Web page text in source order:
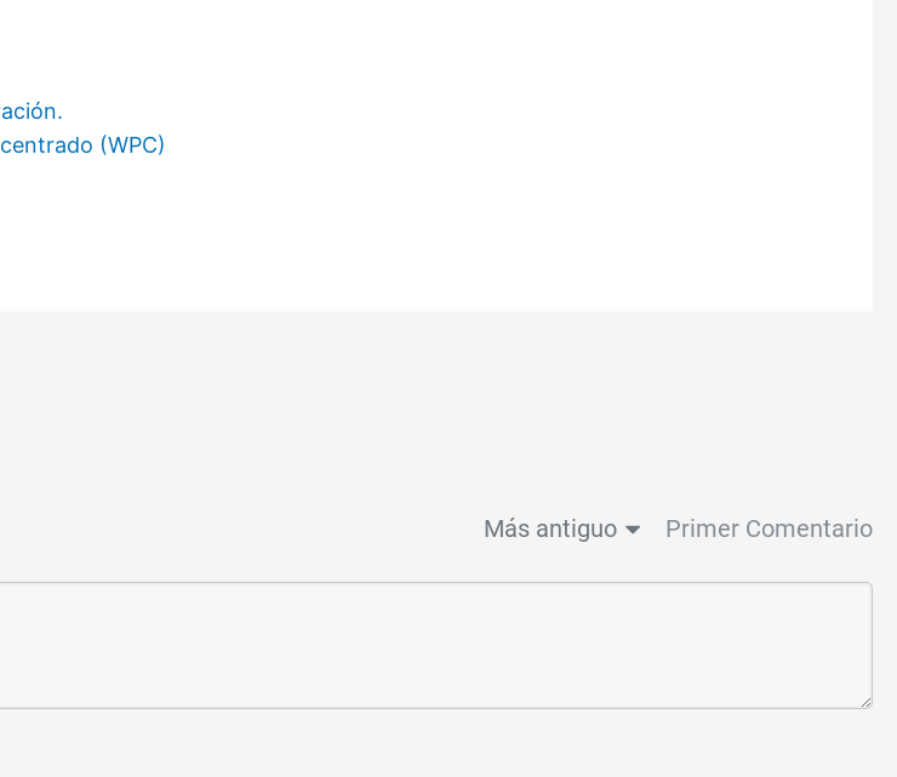
(WPC)
Más antiguo Primer Comentario